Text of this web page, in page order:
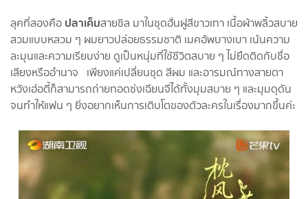
ลุคที่สองคือ ปลาเค็มสายชิล มาในชุดฮั่นฝูสีขาวเทา เนื้อผ้าพลิ้วสบาย
สวมแบบหลวม ๆ ผมยาวปล่อยธรรมชาติ เมคอัพบางเบา เน้นความ
ละมุนและความเรียบง่าย ดูเป็นหนุ่มที่ใช้ชีวิตสบาย ๆ ไม่ยึดติดกับชื่อ
เสียงหรืออำนาจ เพียงแค่เปลี่ยนชุด สีผม และอารมณ์ทางสายตา
หวังเฮ่อตี้ก็สามารถถ่ายทอดซ่งเฉียนจีได้ทั้งมุมสบาย ๆ และมุมดุดัน
จนทำให้แฟน ๆ ยิ่งอยากเห็นการเติบโตของตัวละครในเรื่องมากขึ้นค่ะ